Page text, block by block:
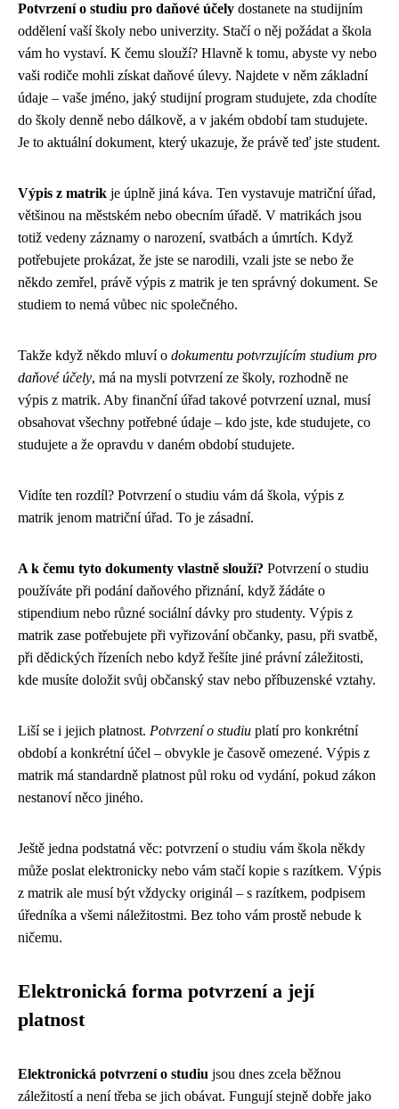
Potvrzení o studiu pro daňové účely dostanete na studijním
oddělení vaší školy nebo univerzity. Stačí o něj požádat a škola
vám ho vystaví. K čemu slouží? Hlavně k tomu, abyste vy nebo
vaši rodiče mohli získat daňové úlevy. Najdete v něm základní
údaje – vaše jméno, jaký studijní program studujete, zda chodíte
do školy denně nebo dálkově, a v jakém období tam studujete.
Je to aktuální dokument, který ukazuje, že právě teď jste student.
Výpis z matrik je úplně jiná káva. Ten vystavuje matriční úřad,
většinou na městském nebo obecním úřadě. V matrikách jsou
totiž vedeny záznamy o narození, svatbách a úmrtích. Když
potřebujete prokázat, že jste se narodili, vzali jste se nebo že
někdo zemřel, právě výpis z matrik je ten správný dokument. Se
studiem to nemá vůbec nic společného.
Takže když někdo mluví o dokumentu potvrzujícím studium pro
daňové účely, má na mysli potvrzení ze školy, rozhodně ne
výpis z matrik. Aby finanční úřad takové potvrzení uznal, musí
obsahovat všechny potřebné údaje – kdo jste, kde studujete, co
studujete a že opravdu v daném období studujete.
Vidíte ten rozdíl? Potvrzení o studiu vám dá škola, výpis z
matrik jenom matriční úřad. To je zásadní.
A k čemu tyto dokumenty vlastně slouží? Potvrzení o studiu
používáte při podání daňového přiznání, když žádáte o
stipendium nebo různé sociální dávky pro studenty. Výpis z
matrik zase potřebujete při vyřizování občanky, pasu, při svatbě,
při dědických řízeních nebo když řešíte jiné právní záležitosti,
kde musíte doložit svůj občanský stav nebo příbuzenské vztahy.
Liší se i jejich platnost. Potvrzení o studiu platí pro konkrétní
období a konkrétní účel – obvykle je časově omezené. Výpis z
matrik má standardně platnost půl roku od vydání, pokud zákon
nestanoví něco jiného.
Ještě jedna podstatná věc: potvrzení o studiu vám škola někdy
může poslat elektronicky nebo vám stačí kopie s razítkem. Výpis
z matrik ale musí být vždycky originál – s razítkem, podpisem
úředníka a všemi náležitostmi. Bez toho vám prostě nebude k
ničemu.
Elektronická forma potvrzení a její
platnost
Elektronická potvrzení o studiu jsou dnes zcela běžnou
záležitostí a není třeba se jich obávat. Fungují stejně dobře jako